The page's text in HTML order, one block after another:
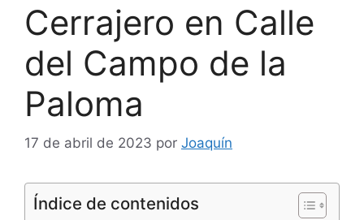
Cerrajero en Calle
del Campo de la
Paloma
17 de abril de 2023 por Joaquín
Índice de contenidos